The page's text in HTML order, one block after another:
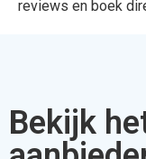
reviews en boek
Bekijk